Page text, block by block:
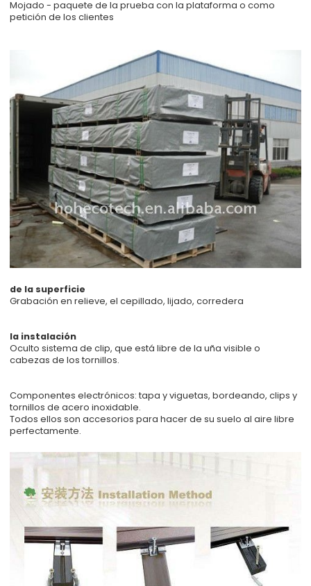
Mojado - paquete de la prueba con la plataforma o como
petición de los clientes
de la superficie
Grabación en relieve, el cepillado, lijado, corredera
la instalación
Oculto sistema de clip, que está libre de la uña visible o
cabezas de los tornillos.
Componentes electrónicos: tapa y viguetas, bordeando, clips y
tornillos de acero inoxidable.
Todos ellos son accesorios para hacer de su suelo al aire libre
perfectamente.